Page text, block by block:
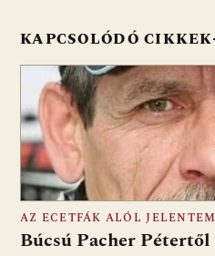
KAPCSOLÓDÓ CIKKEK
AZ ECETFÁK ALÓL JELENTEM
Búcsú Pacher Pétertől